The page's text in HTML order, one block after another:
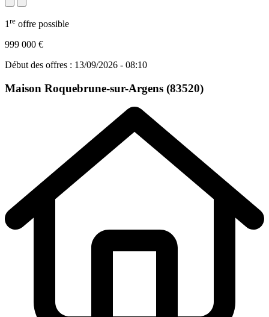
1 re offre possible
999 000 €
Début des offres : 13/09/2026 - 08:10
Maison Roquebrune-sur-Argens (83520)